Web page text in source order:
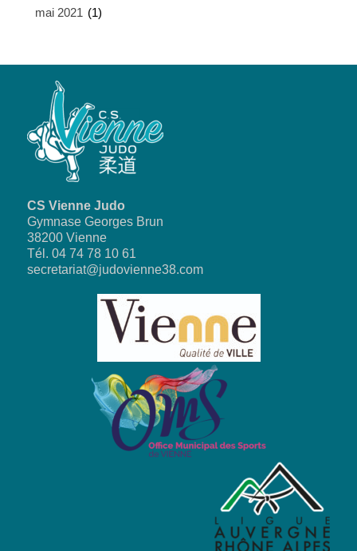
mai 2021 (1)
CS Vienne Judo
Gymnase Georges Brun
38200 Vienne
Tél. 04 74 78 10 61
secretariat@judovienne38.com